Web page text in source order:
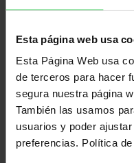
Esta página web usa
Esta Página Web usa
de terceros para hacer
segura nuestra página
También las usamos
usuarios y poder
preferencias. Política
De forma general,los
85% de todas las
clasifican en dos
responden al
Hodgkin, ylinfomas no
amplia variedad de
afectadas y sus